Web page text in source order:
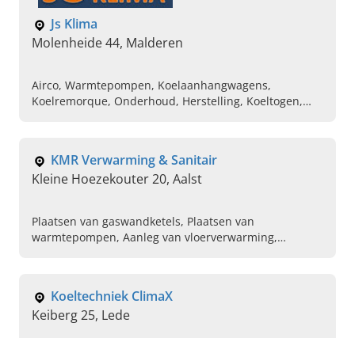
Js Klima
Molenheide 44, Malderen
Airco, Warmtepompen, Koelaanhangwagens,
Koelremorque, Onderhoud, Herstelling, Koeltogen,
KMR Verwarming & Sanitair
Kleine Hoezekouter 20, Aalst
Plaatsen van gaswandketels, Plaatsen van
warmtepompen, Aanleg van vloerverwarming,
Koeltechniek ClimaX
Keiberg 25, Lede